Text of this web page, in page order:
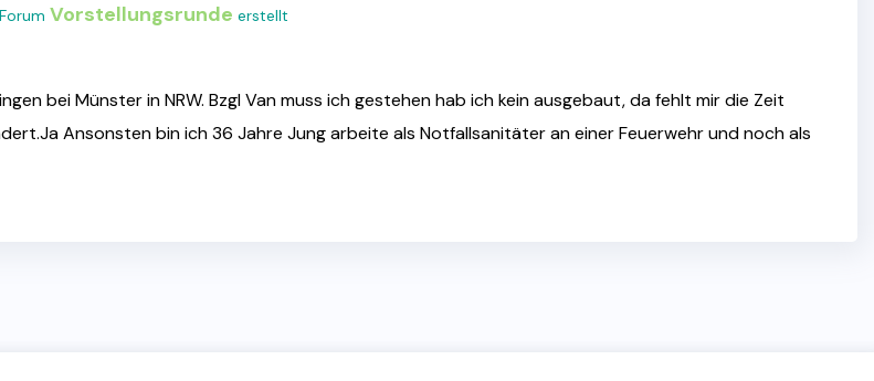
Vorstellungsrunde erstellt
bei Münster in NRW. Bzgl Van muss ich gestehen hab ich kein ausgebaut, da fehlt mir die Zeit
Ansonsten bin ich 36 Jahre Jung arbeite als Notfallsanitäter an einer Feuerwehr und noch als